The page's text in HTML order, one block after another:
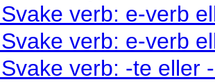
verb: e-verb
verb: e-verb
verb: -te eller